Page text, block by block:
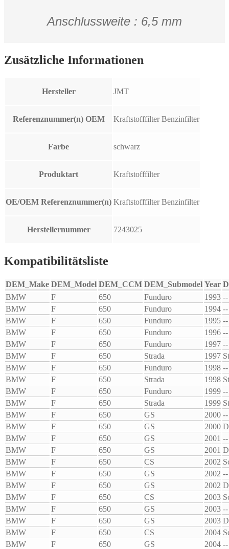
Anschlussweite : 6,5 mm
Zusätzliche Informationen
Hersteller JMT
Referenznummer(n) OEM Kraftstofffilter Benzinfilter
Farbe schwarz
Produktart Kraftstofffilter
OE/OEM Referenznummer(n) Kraftstofffilter Benzinfilter
Herstellernummer 7243025
Kompatibilitätsliste
DEM_Make DEM_Model DEM_CCM DEM_Submodel Year
BMW
F 650 Funduro 1993 --
BMW
F 650 Funduro 1994 --
BMW
F 650 Funduro 1995 --
BMW
F 650 Funduro 1996 --
BMW
F 650 Funduro 1997 --
BMW
F 650 Strada 1997
BMW
F 650 Funduro 1998 --
BMW
F 650 Strada 1998
BMW
F 650 Funduro 1999 --
BMW
F 650 Strada 1999
BMW
F 650 GS 2000 --
BMW
F 650 GS 2000
BMW
F 650 GS 2001 --
BMW
F 650 GS 2001
BMW
F 650 CS 2002
BMW
F 650 GS 2002 --
BMW
F 650 GS 2002
BMW
F 650 CS 2003
BMW
F 650 GS 2003 --
BMW
F 650 GS 2003
BMW
F 650 CS 2004
BMW
F 650 GS 2004 --